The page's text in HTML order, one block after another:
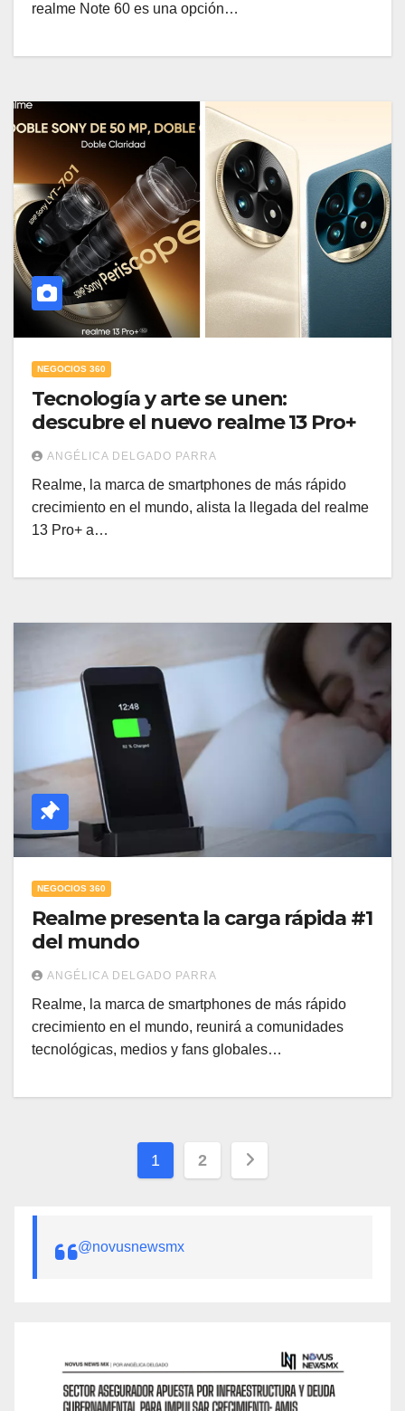
realme Note 60 es una opción…
NEGOCIOS 360
Tecnología y arte se unen:
descubre el nuevo realme 13 Pro+
ANGÉLICA DELGADO PARRA
Realme, la marca de smartphones de más rápido
crecimiento en el mundo, alista la llegada del realme
13 Pro+ a…
NEGOCIOS 360
Realme presenta la carga rápida #1
del mundo
ANGÉLICA DELGADO PARRA
Realme, la marca de smartphones de más rápido
crecimiento en el mundo, reunirá a comunidades
tecnológicas, medios y fans globales…
Paginación
entradas
1 2
@novusnewsmx